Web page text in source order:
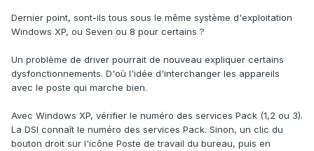
Dernier point, sont-ils tous sous le même système d'exploitation
Windows XP, ou Seven ou 8 pour certains ?
Un problème de driver pourrait de nouveau expliquer certains
dysfonctionnements. D'où l'idée d'interchanger les appareils
avec le poste qui marche bien.
Avec Windows XP, vérifier le numéro des services Pack (1,2 ou 3).
La DSI connaît le numéro des services Pack. Sinon, un clic du
bouton droit sur l'icône Poste de travail du bureau, puis en